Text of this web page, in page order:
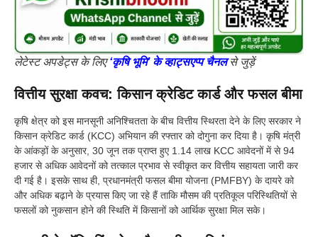
लेटेस्ट अपडेट्स के लिए‘कृषि भूमि’ के व्हाट्सएप्प चैनलसे जुड़ें
वित्तीय सुरक्षा कवच: किसान क्रेडिट कार्ड और फसल बीमा
कृषि क्षेत्र को इस मानसूनी अनिश्चितता के बीच वित्तीय स्थिरता देने के लिए सरकार ने
किसान क्रेडिट कार्ड (KCC) अभियान की रफ्तार को दोगुना कर दिया है। कृषि मंत्री
के आंकड़ों के अनुसार, 30 जून तक प्राप्त हुए 1.14 लाख KCC आवेदनों में से 94
हजार से अधिक आवेदनों को तत्काल प्रभाव से स्वीकृत कर वित्तीय सहायता जारी कर
दी गई है। इसके साथ ही, प्रधानमंत्री फसल बीमा योजना (PMFBY) के दायरे को
और अधिक बढ़ाने के प्रयास किए जा रहे हैं ताकि मौसम की प्रतिकूल परिस्थितियों से
फसलों को नुकसान होने की स्थिति में किसानों को आर्थिक सुरक्षा मिल सके।